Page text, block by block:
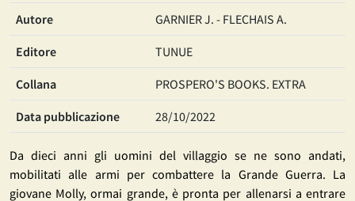
Autore GARNIER J. - FLECHAIS A.
Editore TUNUE
Collana PROSPERO'S BOOKS. EXTRA
Data pubblicazione 28/10/2022
Da dieci anni gli uomini del villaggio se ne sono andati,
mobilitati alle armi per combattere la Grande Guerra. La
giovane Molly, ormai grande, è pronta per allenarsi a entrare